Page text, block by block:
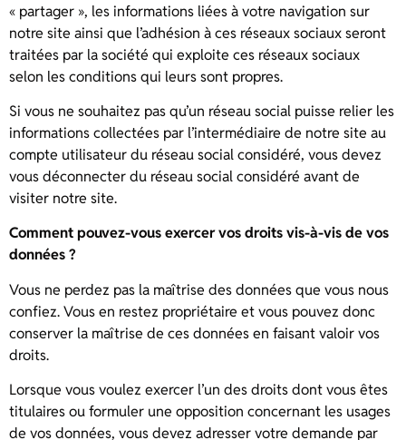
« partager », les informations liées à votre navigation sur
notre site ainsi que l’adhésion à ces réseaux sociaux seront
traitées par la société qui exploite ces réseaux sociaux
selon les conditions qui leurs sont propres.
Si vous ne souhaitez pas qu’un réseau social puisse relier les
informations collectées par l’intermédiaire de notre site au
compte utilisateur du réseau social considéré, vous devez
vous déconnecter du réseau social considéré avant de
visiter notre site.
Comment pouvez-vous exercer vos droits vis-à-vis de vos
données ?
Vous ne perdez pas la maîtrise des données que vous nous
confiez. Vous en restez propriétaire et vous pouvez donc
conserver la maîtrise de ces données en faisant valoir vos
droits.
Lorsque vous voulez exercer l’un des droits dont vous êtes
titulaires ou formuler une opposition concernant les usages
de vos données, vous devez adresser votre demande par